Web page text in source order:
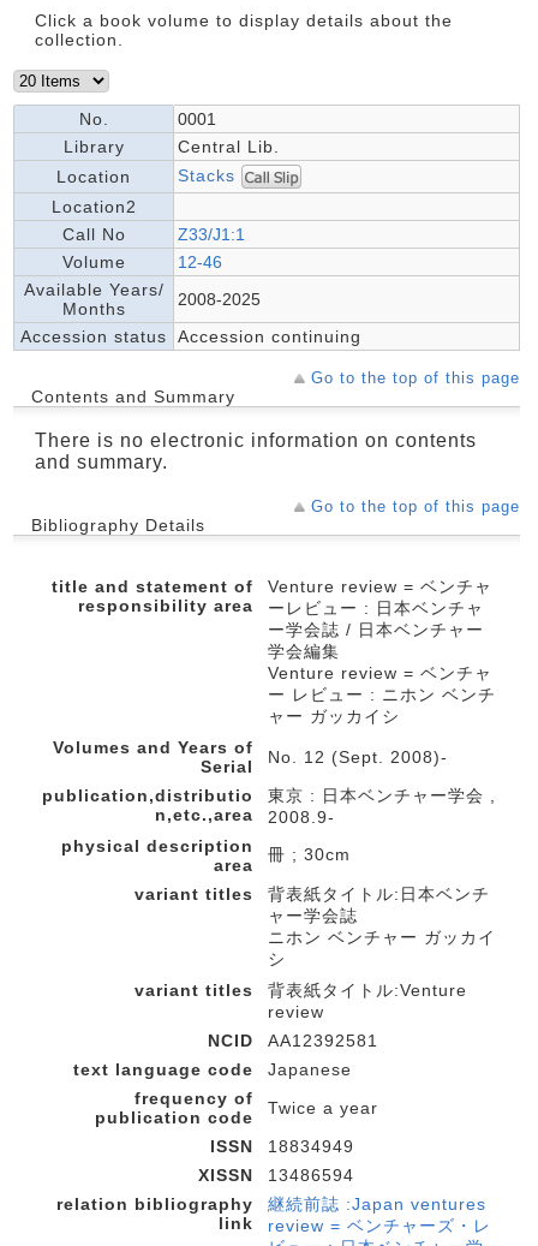
Click a book volume to display details about the
collection.
No.
0001
Library
Central Lib.
Location
Stacks
Location2
Call No
Z33/J1:1
Volume
12-46
Available Years/
Months
2008-2025
Accession status
Accession continuing
Go to the top of this page
Contents and Summary
There is no electronic information on contents
and summary.
Go to the top of this page
Bibliography Details
title and statement of
responsibility area
Venture review = ベンチャ
ーレビュー : 日本ベンチャ
ー学会誌 / 日本ベンチャー
学会編集
Venture review = ベンチャ
ー レビュー : ニホン ベンチ
ャー ガッカイシ
Volumes and Years of
Serial
No. 12 (Sept. 2008)-
publication,distributio
n,etc.,area
東京 : 日本ベンチャー学会 ,
2008.9-
physical description
area
冊 ; 30cm
variant titles
背表紙タイトル:日本ベンチ
ャー学会誌
ニホン ベンチャー ガッカイ
シ
variant titles
背表紙タイトル:Venture
review
NCID
AA12392581
text language code
Japanese
frequency of
publication code
Twice a year
ISSN
18834949
XISSN
13486594
relation bibliography
link
継続前誌 :Japan ventures
review = ベンチャーズ・レ